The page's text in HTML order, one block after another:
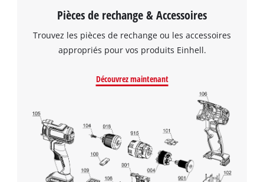
Pièces de rechange & Accessoires
Trouvez les pièces de rechange ou les accessoires
appropriés pour vos produits Einhell.
Découvrez maintenant